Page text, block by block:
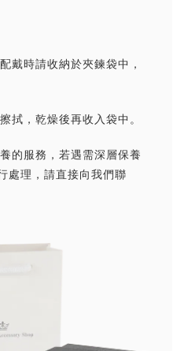
戴時請收納於夾鍊袋中，
拭，乾燥後再收入袋中。
的服務，若遇需深層保養
處理，請直接向我們聯